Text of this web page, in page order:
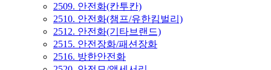
2509. 안전화(칸투칸)
2510. 안전화(챔프/유한킴벌리)
2512. 안전화(기타브랜드)
2515. 안전장화/패션장화
2516. 방한안전화